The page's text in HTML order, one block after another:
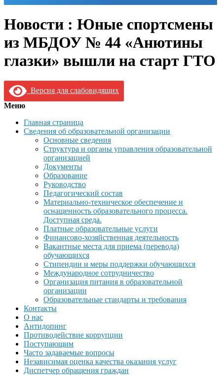
Новости : Юные спортсмены
из МБДОУ № 44 «Анютины
глазки» вышли на старт ГТО
Версия для слабовидящих
Меню
Главная страница
Сведения об образовательной организации
Основные сведения
Структура и органы управления образовательной
организацией
Документы
Образование
Руководство
Педагогический состав
Материально-техническое обеспечение и
оснащенность образовательного процесса.
Доступная среда.
Платные образовательные услуги
Финансово-хозяйственная деятельность
Вакантные места для приема (перевода)
обучающихся
Стипендии и меры поддержки обучающихся
Международное сотрудничество
Организация питания в образовательной
организации
Образовательные стандарты и требования
Контакты
О нас
Антидопинг
Противодействие коррупции
Поступающим
Часто задаваемые вопросы
Независимая оценка качества оказания услуг
Диспетчер обращения граждан